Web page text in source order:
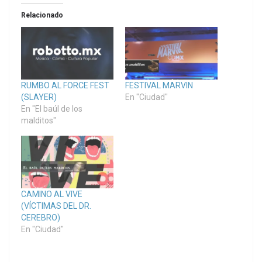
Relacionado
RUMBO AL FORCE FEST
(SLAYER)
En "El baúl de los
malditos"
FESTIVAL MARVIN
En "Ciudad"
CAMINO AL VIVE
(VÍCTIMAS DEL DR.
CEREBRO)
En "Ciudad"